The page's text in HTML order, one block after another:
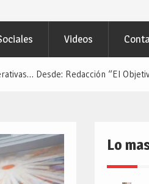
Videos
Desde: Redacción “El
Lo